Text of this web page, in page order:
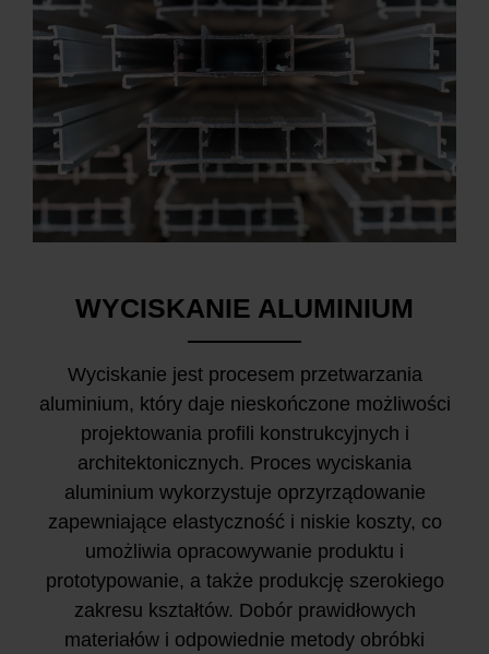
WYCISKANIE ALUMINIUM
Wyciskanie jest procesem przetwarzania
aluminium, który daje nieskończone możliwości
projektowania profili konstrukcyjnych i
architektonicznych. Proces wyciskania
aluminium wykorzystuje oprzyrządowanie
zapewniające elastyczność i niskie koszty, co
umożliwia opracowywanie produktu i
prototypowanie, a także produkcję szerokiego
zakresu kształtów. Dobór prawidłowych
materiałów i odpowiednie metody obróbki